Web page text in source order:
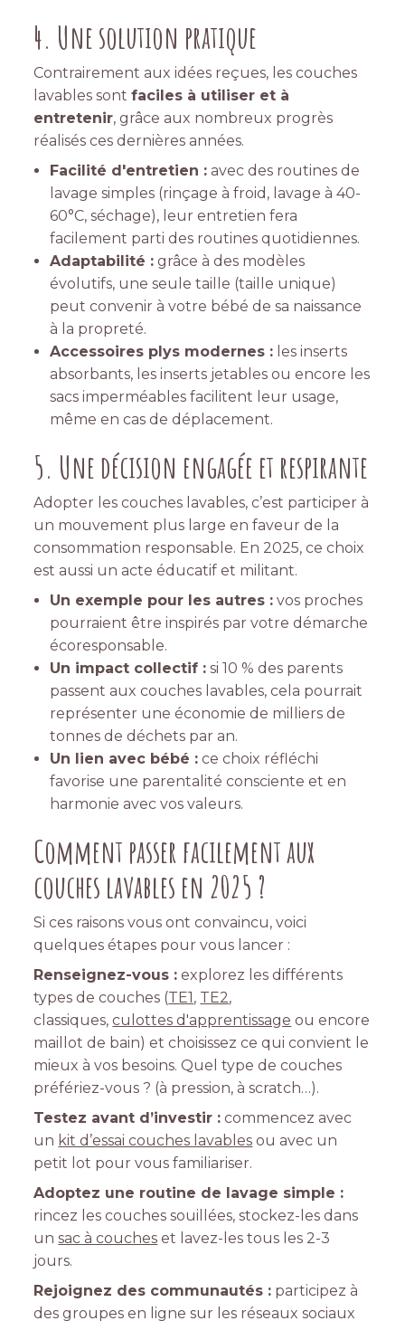
4. Une solution pratique
Contrairement aux idées reçues, les couches
lavables sontfaciles à utiliser et à
entretenir, grâce aux nombreux progrès
réalisés ces dernières années.
Facilité d'entretien : avec des routines de
lavage simples (rinçage à froid, lavage à 40-
60°C, séchage), leur entretien fera
facilement parti des routines quotidiennes.
Adaptabilité : grâce à des modèles
évolutifs, une seule taille (taille unique)
peut convenir à votre bébé de sa naissance
à la propreté.
Accessoires plys modernes : les inserts
absorbants, les inserts jetables ou encore les
sacs imperméables facilitent leur usage,
même en cas de déplacement.
5. Une décision engagée et respirante
Adopter les couches lavables, c’est participer à
un mouvement plus large en faveur de la
consommation responsable. En 2025, ce choix
est aussi un acte éducatif et militant.
Un exemple pour les autres : vos proches
pourraient être inspirés par votre démarche
écoresponsable.
Un impact collectif : si 10 % des parents
passent aux couches lavables, cela pourrait
représenter une économie de milliers de
tonnes de déchets par an.
Un lien avec bébé : ce choix réfléchi
favorise une parentalité consciente et en
harmonie avec vos valeurs.
Comment passer facilement aux
couches lavables en 2025 ?
Si ces raisons vous ont convaincu, voici
quelques étapes pour vous lancer :
Renseignez-vous : explorez les différents
types de couches (TE1 , TE2,
classiques,culottes d'apprentissage ou encore
maillot de bain) et choisissez ce qui convient le
mieux à vos besoins. Quel type de couches
préfériez-vous ? (à pression, à scratch…).
Testez avant d’investir : commencez avec
un kit d’essai couches lavables ou avec un
petit lot pour vous familiariser.
Adoptez une routine de lavage simple :
rincez les couches souillées, stockez-les dans
unsac à couches et lavez-les tous les 2-3
jours.
Rejoignez des communautés : participez à
des groupes en ligne sur les réseaux sociaux